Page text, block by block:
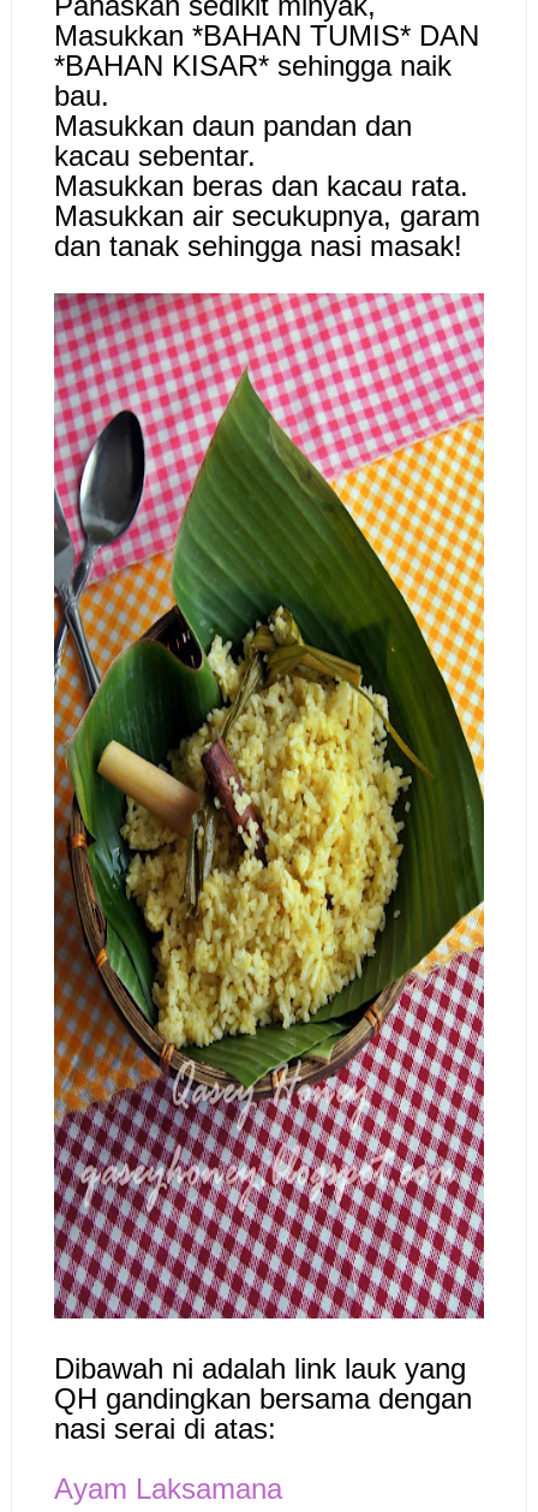
Masukkan *BAHAN TUMIS* DAN
*BAHAN KISAR* sehingga naik
bau.
Masukkan daun pandan dan
kacau sebentar.
Masukkan beras dan kacau rata.
Masukkan air secukupnya, garam
dan tanak sehingga nasi masak!
Dibawah ni adalah link lauk yang
QH gandingkan bersama dengan
nasi serai di atas:
Ayam Laksamana